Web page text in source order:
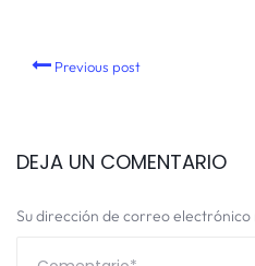
Previous post
DEJA UN COMENTARIO
Su dirección de correo electrónico